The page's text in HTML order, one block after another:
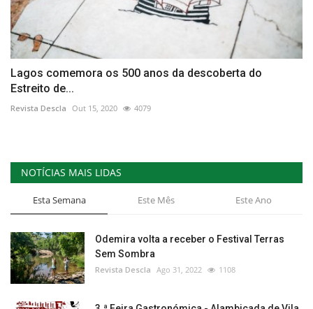
Lagos comemora os 500 anos da descoberta do
Estreito de...
Revista Descla Out 15, 2020 4079
NOTÍCIAS MAIS LIDAS
Esta Semana Este Mês Este Ano
Odemira volta a receber o Festival Terras
Sem Sombra
Revista Descla Ago 31, 2022 1108